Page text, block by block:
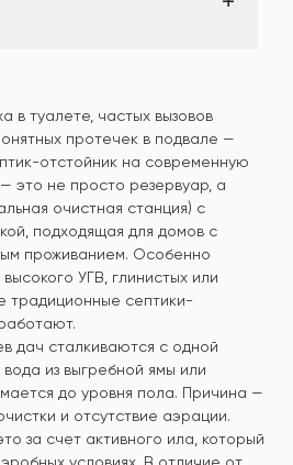
в туалете, частых вызовов
протечек в подвале —
отстойник на современную
это не просто резервуар, а
очистная станция) с
подходящая для домов с
проживанием. Особенно
УГВ, глинистых или
традиционные септики-
дач сталкиваются с одной
из выгребной ямы или
до уровня пола. Причина —
и отсутствие аэрации.
за счет активного ила, который